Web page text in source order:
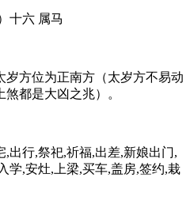
十六 属马
方位为正南方（太岁方不易动
都是大凶之兆）。
出行,祭祀,祈福,出差,新娘出门,
学,安灶,上梁,买车,盖房,签约,栽